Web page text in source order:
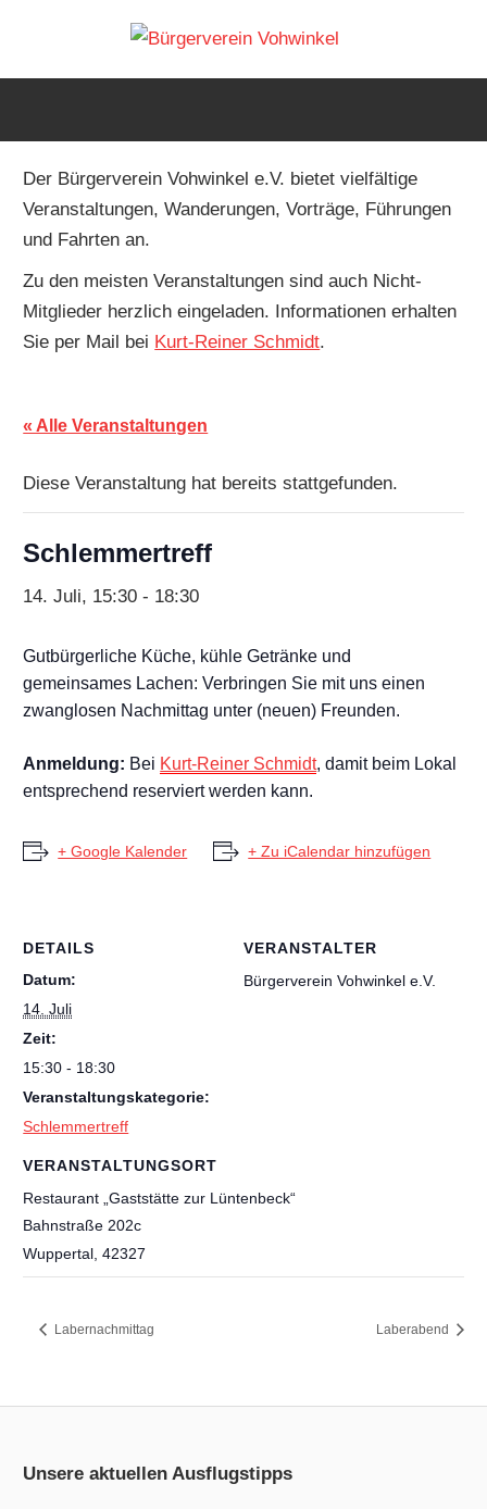
springen
in
Der Bürgerverein Vohwinkel e.V. bietet vielfältige
Veranstaltungen, Wanderungen, Vorträge, Führungen
und Fahrten an.
Zu den meisten Veranstaltungen sind auch Nicht-
Mitglieder herzlich eingeladen. Informationen erhalten
Sie per Mail bei Kurt-Reiner Schmidt.
« Alle Veranstaltungen
Diese Veranstaltung hat bereits stattgefunden.
Schlemmertreff
14. Juli, 15:30 - 18:30
Gutbürgerliche Küche, kühle Getränke und
gemeinsames Lachen: Verbringen Sie mit uns einen
zwanglosen Nachmittag unter (neuen) Freunden.
Anmeldung: Bei Kurt-Reiner Schmidt, damit beim Lokal
entsprechend reserviert werden kann.
+ Google Kalender + Zu iCalendar hinzufügen
DETAILS
Datum:
14. Juli
Zeit:
15:30 - 18:30
Veranstaltungskategorie:
Schlemmertreff
VERANSTALTUNGSORT
Restaurant „Gaststätte zur Lüntenbeck“
Bahnstraße 202c
Wuppertal 42327
VERANSTALTER
Bürgerverein Vohwinkel e.V.
Labernachmittag Laberabend
Unsere aktuellen Ausflugstipps